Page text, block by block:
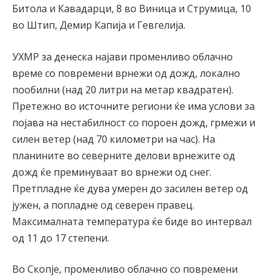
Битола и Кавадарци, 8 во Виница и Струмица, 10
во Штип, Демир Капија и Гевгелија.
УХМР за денеска најави променливо облачно
време со повремени врнежи од дожд, локално
пообилни (над 20 литри на метар квадратен).
Претежно во источните региони ќе има услови за
појава на нестабилност со пороен дожд, грмежи и
силен ветер (над 70 километри на час). На
планините во северните делови врнежите од
дожд ќе преминуваат во врнежи од снег.
Претпладне ќе дува умерен до засилен ветер од
јужен, а попладне од северен правец.
Максималната температура ќе биде во интервал
од 11 до 17 степени.
Во Скопје, променливо облачно со повремени